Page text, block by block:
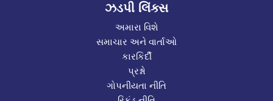
ઝડપી લિંક્સ
અમારા વિશે
સમાચાર અને વાર્તાઓ
કારકિર્દી
પ્રશ્નો
ગોપનીયતા નીતિ